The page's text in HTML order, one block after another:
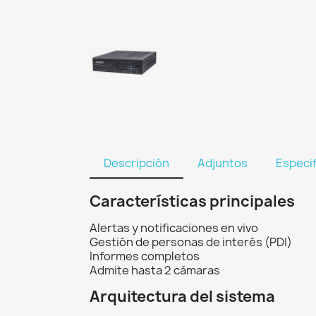
Descripción Adjuntos
Características principales
Alertas y notificaciones en vivo
Gestión de personas de interés (PDI)
Informes completos
Admite hasta 2 cámaras
Arquitectura del sistema